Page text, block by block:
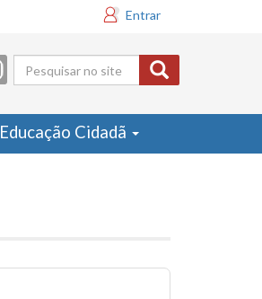
Entrar
Formulário
de busca
Educação Cidadã